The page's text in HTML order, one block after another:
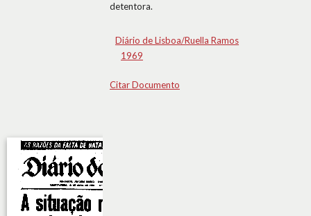
detentora.
Diário de Lisboa/Ruella Ramos
1969
Citar Documento